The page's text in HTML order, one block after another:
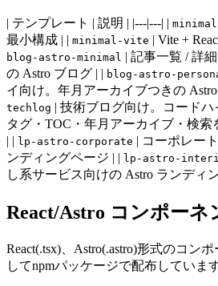
| テンプレート | 説明 | |---|---| |
最小構成 | | minimal-vite | Vite +
blog-astro-minimal | 記事一覧 / 詳
の Astro ブログ | | blog-astro-
イ向け。年月アーカイブつきの
techlog | 技術ブログ向け。コードハ
タグ・TOC・年月アーカイブ・検索
| | lp-astro-corporate | コーポレー
ンディングページ | | lp-astro-
し系サービス向けの Astro ランディ
React/Astro コンポーネ
React(.tsx)、Astro(.astro)形式のコン
してnpmパッケージで配布しています